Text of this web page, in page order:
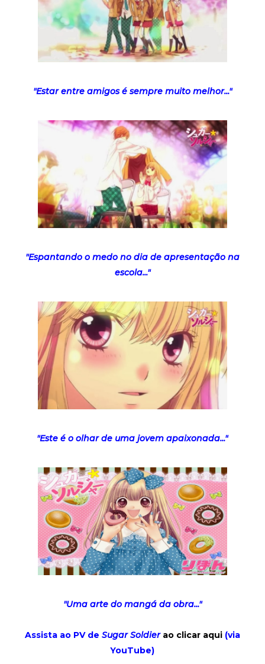
"Estar entre amigos é sempre muito melhor..."
"Espantando o medo no dia de apresentação na
escola..."
"Este é o olhar de uma jovem apaixonada..."
"Uma arte do mangá da obra..."
Assista ao PV de Sugar Soldier ao clicar aqui(via
YouTube)